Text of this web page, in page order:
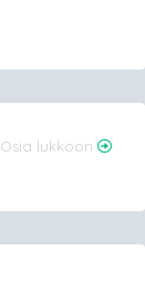
Osia lukkoon